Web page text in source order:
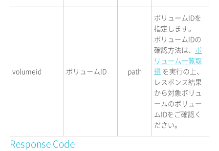
volumeid ボリュームID path
ボリュームIDを
指定します。
ボリュームIDの
確認方法は、 ボ
リューム一覧取
得 を実行の上、
レスポンス結果
から対象ボリュ
ームのボリュー
ムIDをご確認く
ださい。
Response Code